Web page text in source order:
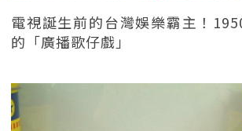
電視誕生前的台灣娛樂霸主！
的「廣播歌仔戲」